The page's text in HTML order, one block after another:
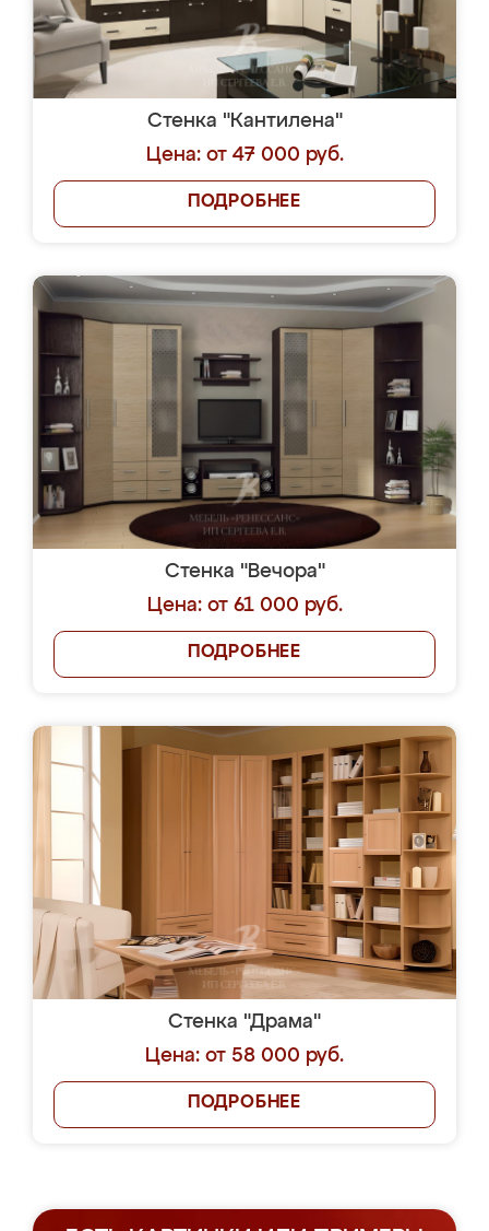
Стенка "Кантилена"
Цена: от 47 000 руб.
ПОДРОБНЕЕ
Стенка "Вечора"
Цена: от 61 000 руб.
ПОДРОБНЕЕ
Стенка "Драма"
Цена: от 58 000 руб.
ПОДРОБНЕЕ